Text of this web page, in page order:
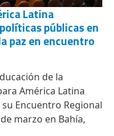
Latina
públicas en
paz en encuentro
de la
América Latina
Encuentro Regional
marzo en Bahía,